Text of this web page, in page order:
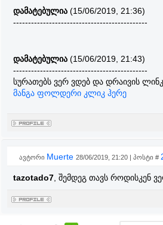
დამატებულია (15/06/2019, 21:36)
---------------------------------------------
დამატებულია (15/06/2019, 21:43)
---------------------------------------------
სურათებს ვერ ვდებ და დრაივის
მანგა ფოლდერი კლიკ ჰერე
ავტორი Muerte 28/06/2019, 21:20 | პოსტი #
tazotado7 , შემდეგ თავს როდისკენ